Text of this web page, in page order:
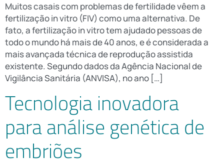
Muitos casais com problemas de fertilidade vêem a
fertilização in vitro (FIV) como uma alternativa. De
fato, a fertilização in vitro tem ajudado pessoas de
todo o mundo há mais de 40 anos, e é considerada a
mais avançada técnica de reprodução assistida
existente. Segundo dados da Agência Nacional de
Vigilância Sanitária (ANVISA), no ano […]
Tecnologia inovadora
para análise genética de
embriões